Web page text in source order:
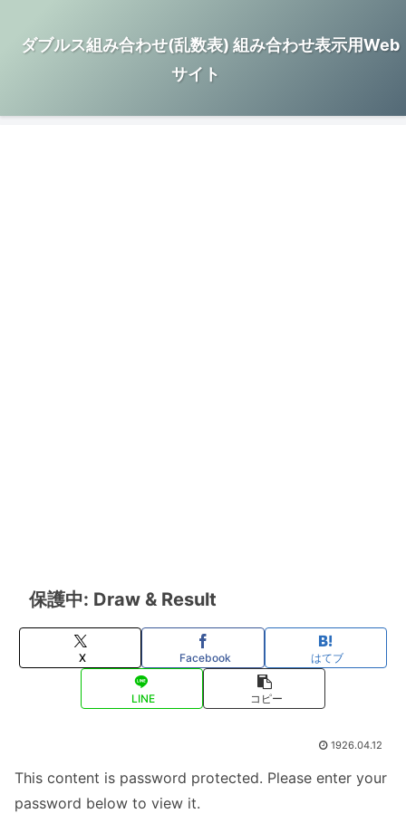
ダブルス組み合わせ(乱数表) 組み合わせ表示用Web
サイト
保護中: Draw & Result
X Facebook はてブ
LINE コピー
1926.04.12
This content is password protected. Please enter your
password below to view it.